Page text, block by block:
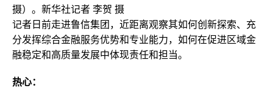
摄）。新华社记者 李贺 摄
记者日前走进鲁信集团，近距离观察其如何创新探索、充
分发挥综合金融服务优势和专业能力，如何在促进区域金
融稳定和高质量发展中体现责任和担当。
热心：